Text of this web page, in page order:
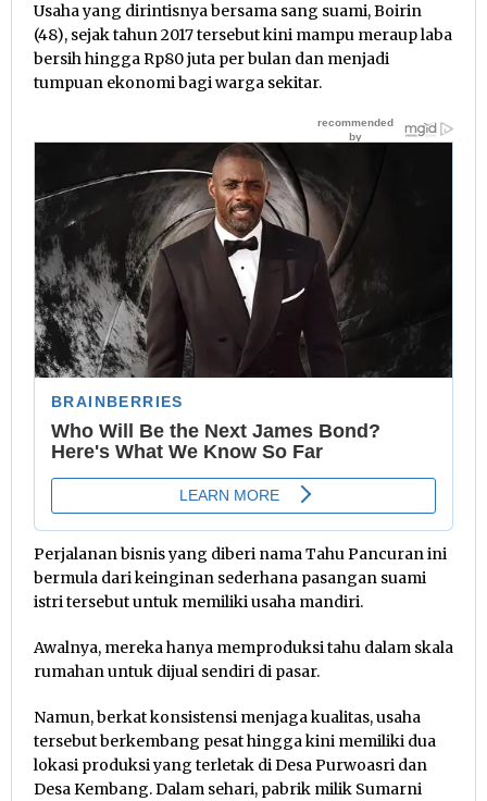
Usaha yang dirintisnya bersama sang suami, Boirin
(48), sejak tahun 2017 tersebut kini mampu meraup laba
bersih hingga Rp80 juta per bulan dan menjadi
tumpuan ekonomi bagi warga sekitar.
Perjalanan bisnis yang diberi nama Tahu Pancuran ini
bermula dari keinginan sederhana pasangan suami
istri tersebut untuk memiliki usaha mandiri.
Awalnya, mereka hanya memproduksi tahu dalam skala
rumahan untuk dijual sendiri di pasar.
Namun, berkat konsistensi menjaga kualitas, usaha
tersebut berkembang pesat hingga kini memiliki dua
lokasi produksi yang terletak di Desa Purwoasri dan
Desa Kembang. Dalam sehari, pabrik milik Sumarni